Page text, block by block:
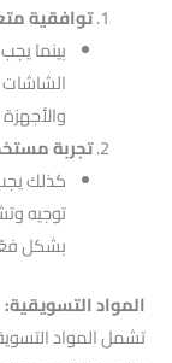
توافقية
بينما
تجربة
كذلك
توجيه
بشكل
المواد التسويقية:
تشمل المواد